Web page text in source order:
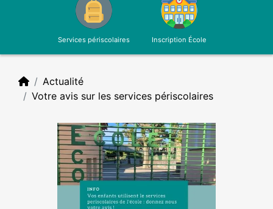
Services périscolaires Inscription École
Actualité
Votre avis sur les services périscolaires